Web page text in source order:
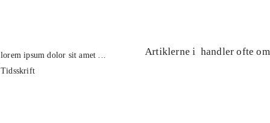
lorem ipsum dolor sit amet ...
Tidsskrift
Artiklerne i handler ofte om